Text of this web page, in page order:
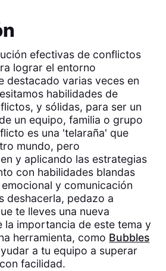
efectivas de conflictos
lograr el entorno
destacado varias veces en
habilidades de
y sólidas, para ser un
un equipo, familia o grupo
es una 'telaraña' que
mundo, pero
y aplicando las estrategias
con habilidades blandas
y comunicación
deshacerla, pedazo a
te lleves una nueva
la importancia de este tema y
herramienta, como Bubbles
a tu equipo a superar
facilidad.